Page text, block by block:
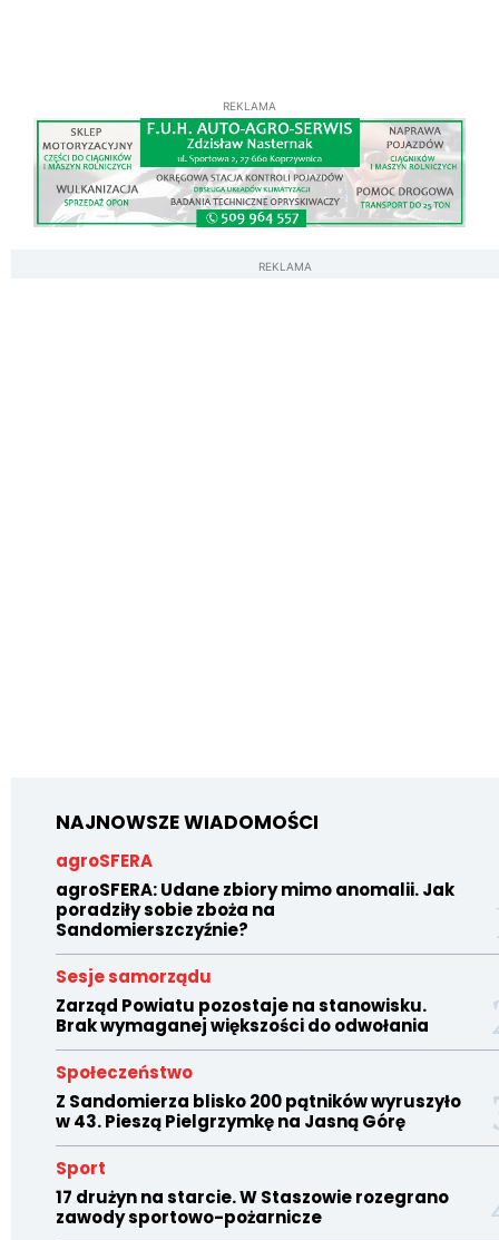
REKLAMA
REKLAMA
NAJNOWSZE WIADOMOŚCI
agroSFERA
agroSFERA: Udane zbiory mimo anomalii. Jak
poradziły sobie zboża na
Sandomierszczyźnie?
Sesje samorządu
Zarząd Powiatu pozostaje na stanowisku.
Brak wymaganej większości do odwołania
Społeczeństwo
Z Sandomierza blisko 200 pątników wyruszyło
w 43. Pieszą Pielgrzymkę na Jasną Górę
Sport
17 drużyn na starcie. W Staszowie rozegrano
zawody sportowo-pożarnicze